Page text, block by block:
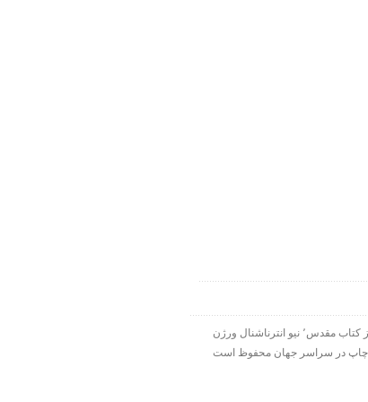
۱۹۹۸-۲۰۱۵ شرکت الحاقی هارت لایت. ورس آو ذ دی دات کام بخشی از هارت لایت نت ورک است. تمام نقل قولها ( مگر اینکه قید شده باشد) از کتاب مقدس٬ نیو انترناشنال ورژن